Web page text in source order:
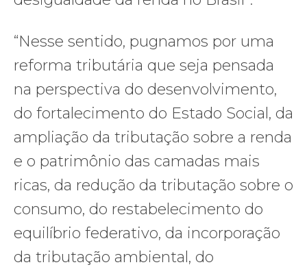
“Nesse sentido, pugnamos por uma
reforma tributária que seja pensada
na perspectiva do desenvolvimento,
do fortalecimento do Estado Social, da
ampliação da tributação sobre a renda
e o patrimônio das camadas mais
ricas, da redução da tributação sobre o
consumo, do restabelecimento do
equilíbrio federativo, da incorporação
da tributação ambiental, do